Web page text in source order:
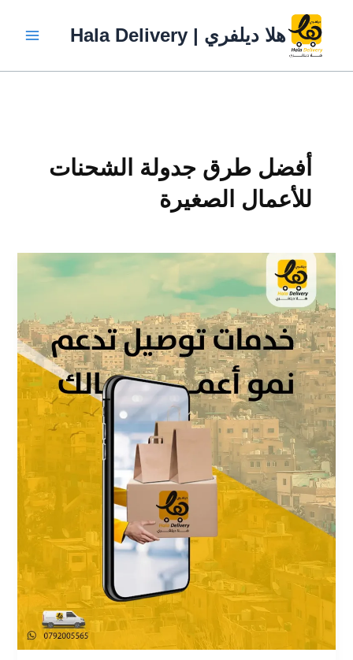
المحتوى
هلا ديلفري | Hala Delivery
أفضل طرق جدولة الشحنات
للأعمال الصغيرة
أفضل
طرق
جدولة
الشحنات
للأعمال
الصغيرة